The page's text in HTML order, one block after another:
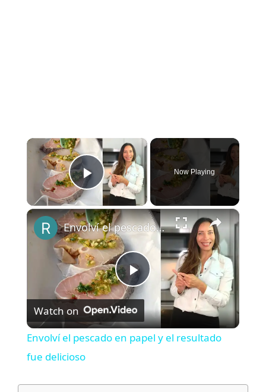
×
Play Video
Now Playing
×
P
l
Envolví el pescado en papel y el resultado fue delicioso
Watch on
Envolví el pescado en papel y el resultado
fue delicioso